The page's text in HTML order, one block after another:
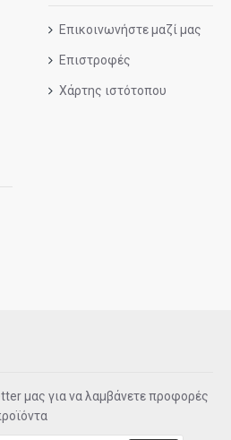
Επικοινωνήστε μαζί μας
Επιστροφές
Χάρτης ιστότοπου
μας για να λαμβάνετε προφορές